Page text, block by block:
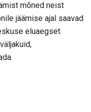
mõned neist
jäämise ajal saavad
eluaegset